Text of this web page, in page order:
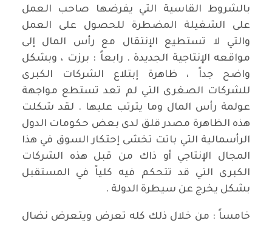
بالشروط القاسية التي يفرضها صاحب العمل
على الشغيلة المضطرة للحصول على العمل
والتي لا تستطيع الإنتقال مع رأس المال إلى
مواقعه الإنتاجية الجديدة . رابعاً : برزت ، وبشكل
واضح جداً ، ظاهرة إبتلاع الشركات الكبرى
للشركات الصغرى التي لم تعد تستطع مواجهة
عولمة رأس المال وما يترتب عليها . لقد شكلت
هذه الظاهرة مصدر قلق لدى بعض حكومات الدول
الرأسمالية التي باتت تخشى إحتكار السوق في هذا
المجال الإنتاجي أو ذاك من قبل هذه الشركات
الكبرى التي قد تتحكم فيه كلياً في المستقبل
بشكل يخرج عن سيطرة الدولة .
خامساً : من خلال ذلك كله تعرض ويتعرض نضال